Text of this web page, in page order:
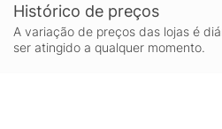
Histórico de preços
A variação de preços das lojas é
ser atingido a qualquer momento.